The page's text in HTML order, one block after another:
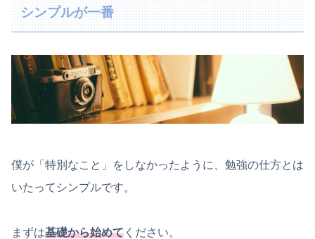
シンプルが一番
僕が「特別なこと」をしなかったように、勉強の仕方とは
いたってシンプルです。
まずは基礎から始めて ください。